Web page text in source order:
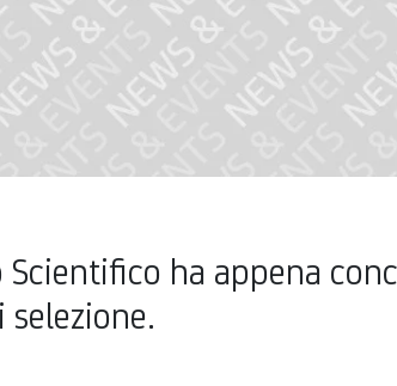
ha appena
selezione.